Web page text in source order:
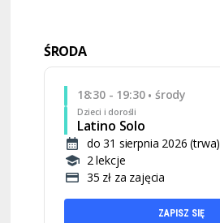
ŚRODA
18:30 - 19:30• środy
Dzieci i dorośli
Latino Solo
do 31 sierpnia 2026 (trwa)
2 lekcje
35 zł za zajęcia
ZAPISZ SIĘ